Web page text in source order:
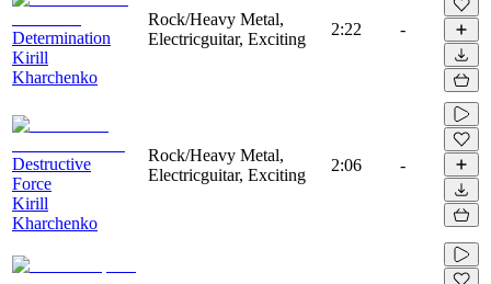
Determination
Kirill
Kharchenko
Rock/Heavy Metal,
Electricguitar, Exciting
2:22 -
Destructive
Force
Kirill
Kharchenko
Rock/Heavy Metal,
Electricguitar, Exciting
2:06 -